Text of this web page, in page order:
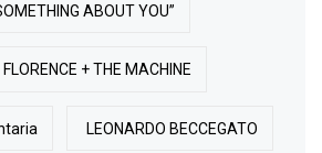
ABOUT YOU”
+ THE MACHINE
LEONARDO BECCEGATO